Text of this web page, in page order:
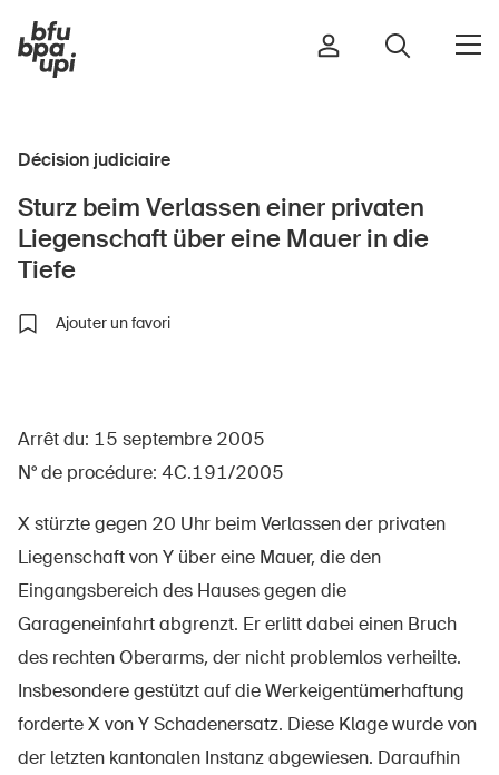
Sport et activité physique
Maison et jardin
À propos du BPA
Médias
Sinus Plus
Campagnes
Décision judiciaire
Sturz beim Verlassen einer privaten
Liegenschaft über eine Mauer in die
Tiefe
Ajouter un favori
Arrêt du: 15 septembre 2005
N° de procédure: 4C.191/2005
X stürzte gegen 20 Uhr beim Verlassen der privaten
Liegenschaft von Y über eine Mauer, die den
Eingangsbereich des Hauses gegen die
Garageneinfahrt abgrenzt. Er erlitt dabei einen Bruch
des rechten Oberarms, der nicht problemlos verheilte.
Insbesondere gestützt auf die Werkeigentümerhaftung
forderte X von Y Schadenersatz. Diese Klage wurde von
der letzten kantonalen Instanz abgewiesen. Daraufhin